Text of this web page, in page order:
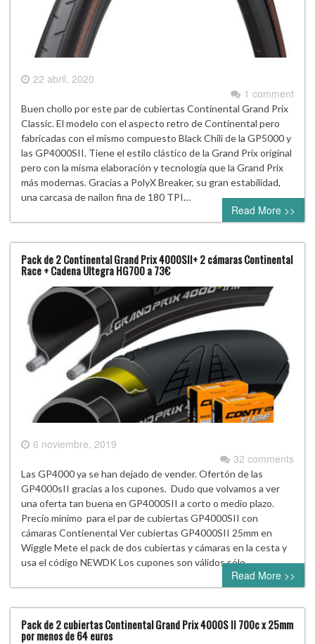
22 abril, 2020
1 comment
Buen chollo por este par de cubiertas Continental Grand Prix
Classic. El modelo con el aspecto retro de Continental pero
fabricadas con el mismo compuesto Black Chili de la GP5000 y
las GP4000SII. Tiene el estilo clástico de la Grand Prix original
pero con la misma elaboración y tecnología que la Grand Prix
más modernas. Gracias a PolyX Breaker, su gran estabilidad,
una carcasa de nailon fina de 180 TPI…
Read More >>
Pack de 2 Continental Grand Prix 4000SII+ 2 cámaras Continental
Race + Cadena Ultegra HG700 a 73€
6 noviembre, 2019
32 comments
Las GP4000 ya se han dejado de vender. Ofertón de las
GP4000sII gracias a los cupones. Dudo que volvamos a ver
una oferta tan buena en GP4000SII a corto o medio plazo.
Precio mínimo para el par de cubiertas GP4000SII con
cámaras Contienental Ver cubiertas GP4000SII 25mm en
Wiggle Mete el pack de dos cubiertas y cámaras en la cesta y
usa el código NEWDK Los cupones son válidos sólo…
Read More >>
Pack de 2 cubiertas Continental Grand Prix 4000S II 700c x 25mm
por menos de 64 euros